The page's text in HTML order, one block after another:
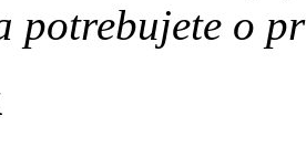
potrebujete o